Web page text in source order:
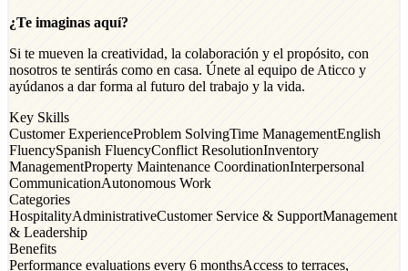
¿Te imaginas aquí?
Si te mueven la creatividad, la colaboración y el propósito, con
nosotros te sentirás como en casa. Únete al equipo de Aticco y
ayúdanos a dar forma al futuro del trabajo y la vida.
Key Skills
Customer ExperienceProblem SolvingTime ManagementEnglish
FluencySpanish FluencyConflict ResolutionInventory
ManagementProperty Maintenance CoordinationInterpersonal
CommunicationAutonomous Work
Categories
HospitalityAdministrativeCustomer Service & SupportManagement
& Leadership
Benefits
Performance evaluations every 6 monthsAccess to terraces,